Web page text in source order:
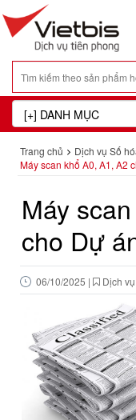
Trang chủ
Dịch vụ Số
Máy scan khổ A0, A1, A2
Máy
cho Dự
06/10/2025 | Dịch